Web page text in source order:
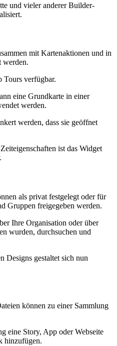
und vieler anderer Builder-
mit Kartenaktionen und in
werden.
verfügbar.
eine Grundkarte in einer
werden.
werden, dass sie geöffnet
ist das Widget
als privat festgelegt oder für
Gruppen freigegeben werden.
Ihre Organisation oder über
wurden, durchsuchen und
Designs gestaltet sich nun
können zu einer Sammlung
eine Story, App oder Webseite
hinzufügen.